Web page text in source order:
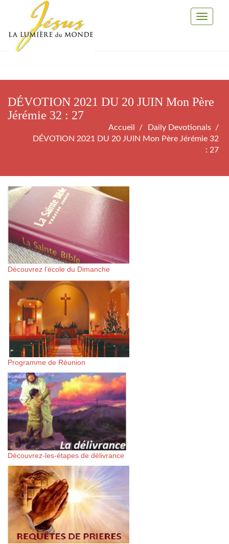
Toggle
DÉVOTION 2021 DU 20 JUIN Mon Père
Jérémie 32 : 27
Accueil
Daily Devotionals
DÉVOTION 2021 DU 20 JUIN Mon Père Jérémie 32
: 27
Découvrez l’école du Dimanche
Programme de Réunion
Découvrez-les-étapes de délivrance